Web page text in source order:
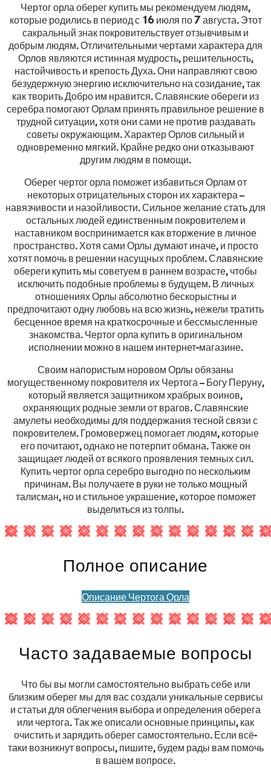
Чертог орла оберег купить мы рекомендуем людям,
которые родились в период с 16 июля по 7 августа. Этот
сакральный знак покровительствует отзывчивым и
добрым людям. Отличительными чертами характера для
Орлов являются истинная мудрость, решительность,
настойчивость и крепость Духа. Они направляют свою
безудержную энергию исключительно на созидание, так
как творить Добро им нравится. Славянские обереги из
серебра помогают Орлам принять правильное решение в
трудной ситуации, хотя они сами не против раздавать
советы окружающим. Характер Орлов сильный и
одновременно мягкий. Крайне редко они отказывают
другим людям в помощи.
Оберег чертог орла поможет избавиться Орлам от
некоторых отрицательных сторон их характера –
навязчивости и назойливости. Сильное желание стать для
остальных людей единственным покровителем и
наставником воспринимается как вторжение в личное
пространство. Хотя сами Орлы думают иначе, и просто
хотят помочь в решении насущных проблем. Славянские
обереги купить мы советуем в раннем возрасте, чтобы
исключить подобные проблемы в будущем. В личных
отношениях Орлы абсолютно бескорыстны и
предпочитают одну любовь на всю жизнь, нежели тратить
бесценное время на краткосрочные и бессмысленные
знакомства. Чертог орла купить в оригинальном
исполнении можно в нашем интернет-магазине.
Своим напористым норовом Орлы обязаны
могущественному покровителя их Чертога – Богу Перуну,
который является защитником храбрых воинов,
охраняющих родные земли от врагов. Славянские
амулеты необходимы для поддержания тесной связи с
покровителем. Громовержец помогает людям, которые
его почитают, однако не потерпит обмана. Также он
защищает людей от всякого проявления темных сил.
Купить чертог орла серебро выгодно по нескольким
причинам. Вы получаете в руки не только мощный
талисман, но и стильное украшение, которое поможет
выделиться из толпы.
Полное описание
Описание Чертога Орла
Часто задаваемые вопросы
Что бы вы могли самостоятельно выбрать себе или
близким оберег мы для вас создали уникальные сервисы
и статьи для облегчения выбора и определения оберега
или чертога. Так же описали основные принципы, как
очистить и зарядить оберег самостоятельно. Если всё-
таки возникнут вопросы, пишите, будем рады вам помочь
в вашем вопросе.